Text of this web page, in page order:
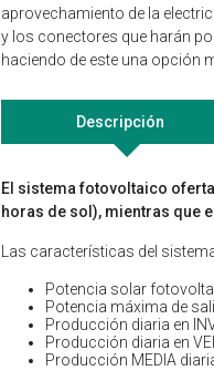
aprovechamiento de la
y los conectores que harán
haciendo de este una opción
Descripción
El sistema fotovoltaico
horas de sol), mientras que
Las características del
Potencia solar
Potencia máxima de
Producción diaria en
Producción diaria en
Producción MEDIA